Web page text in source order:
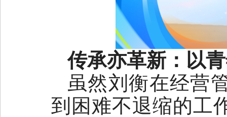
传承亦革新：以
虽然刘衡在经营
到困难不退缩的工